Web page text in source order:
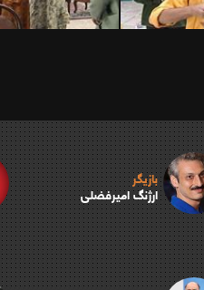
بازیگر
ارژنگ امیرفضلی